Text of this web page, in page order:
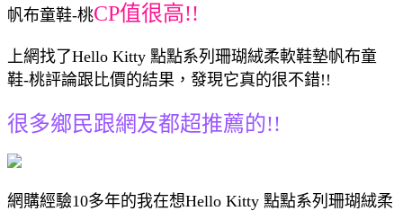
帆布童鞋-桃CP值很高!!
上網找了Hello Kitty 點點系列珊瑚絨柔軟鞋墊帆布童
鞋-桃評論跟比價的結果，發現它真的很不錯!!
很多鄉民跟網友都超推薦的!!
網購經驗10多年的我在想Hello Kitty 點點系列珊瑚絨柔